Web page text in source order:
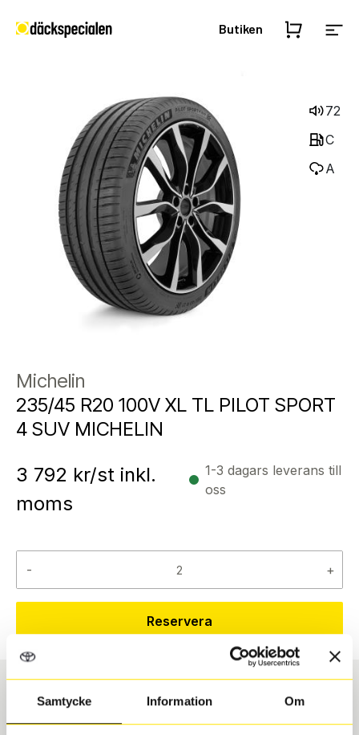
Samtycke Information Om
Butiken
72
C
A
Michelin
235/45 R20 100V XL TL PILOT SPORT
4 SUV MICHELIN
3 792 kr/st inkl.
moms
1-3 dagars leverans till
oss
- +
Reservera
Däcktyp
USA, 4x4
Däckstorlek
235/45 R 20 100V